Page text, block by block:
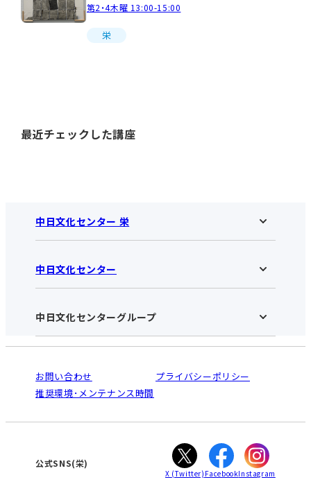
第2・4木曜 13:00-15:00
栄
最近チェックした講座
中日文化センター 栄
中日文化センター 栄HOME
お知らせ
アクセス･営業時間
お申し込みの流れ
入会と受講のご案内
中日文化センター
中日文化センターHOME
中日文化センターとは
受講規約・会員特典
ご利用ガイド
オンライン講座受講の手順
WEBサイトのよくある質問
中日文化センターグループ
南大高
犬山
高蔵寺
大垣
津
お問い合わせ
プライバシーポリシー
推奨環境･メンテナンス時間
公式SNS(栄)
X (Twitter) FacebookInstagram